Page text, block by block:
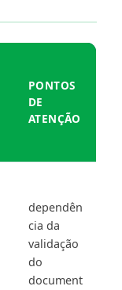
PONTOS
DE
ATENÇÃO
dependên
cia da
validação
do
document